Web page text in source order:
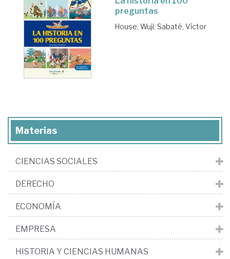
preguntas
House, Wuji; Sabaté, Víctor
Materias
CIENCIAS SOCIALES
DERECHO
ECONOMÍA
EMPRESA
HISTORIA Y CIENCIAS HUMANAS